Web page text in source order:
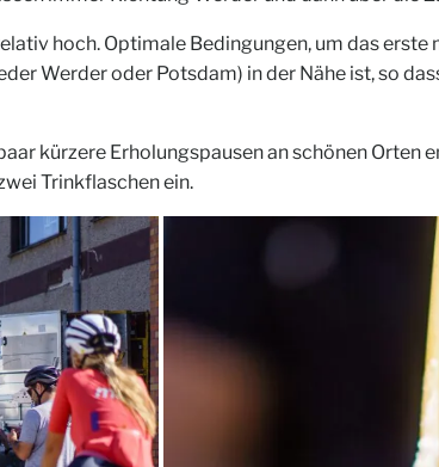
hoch. Optimale Bedingungen, um das
Werder oder Potsdam) in der Nähe ist, so
kürzere Erholungspausen an schönen Orten
Trinkflaschen ein.